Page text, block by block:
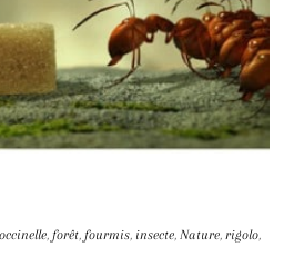
, forêt, fourmis, insecte, Nature, rigolo,